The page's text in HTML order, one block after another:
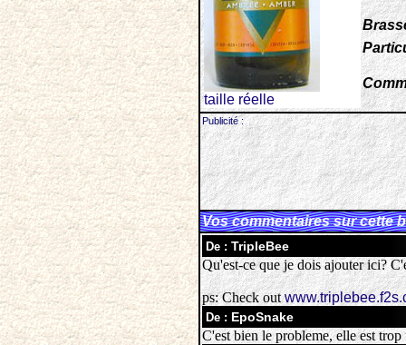
taille réelle
Publicité :
Vos commentaires sur cette
De : TripleBee
Qu'est-ce que je dois ajouter ici?
ps: Check out
De : EpoSnake
C'est bien le probleme, elle est trop